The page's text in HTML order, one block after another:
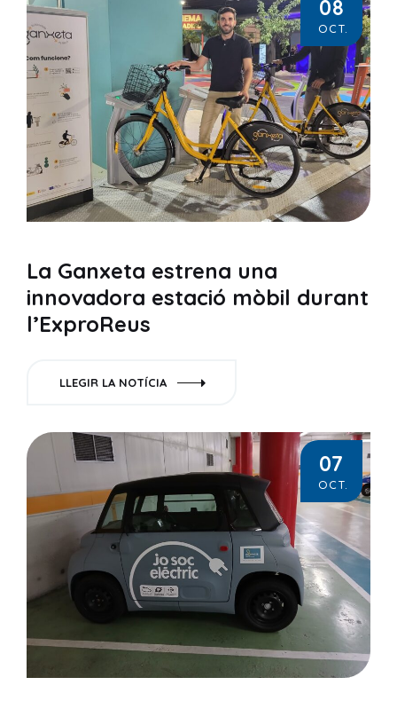
08
OCT.
La Ganxeta estrena una
innovadora estació mòbil durant
l’ExproReus
LLEGIR LA NOTÍCIA
07
OCT.